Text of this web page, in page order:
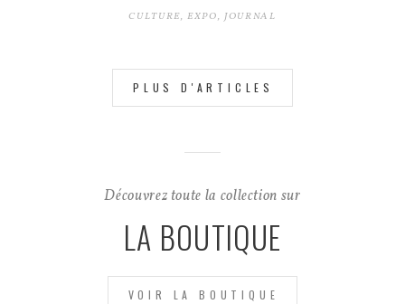
CULTURE,EXPO,JOURNAL
PLUS D'ARTICLES
Découvrez toute la collection sur
LA BOUTIQUE
VOIR LA BOUTIQUE